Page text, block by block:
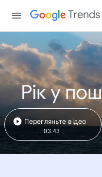
Trends
Рік у
Перегляньте відео
03:43